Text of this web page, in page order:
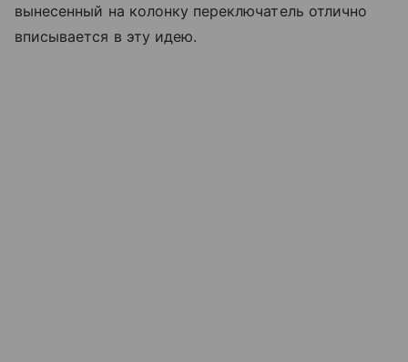
вынесенный на колонку переключатель отлично
вписывается в эту идею.